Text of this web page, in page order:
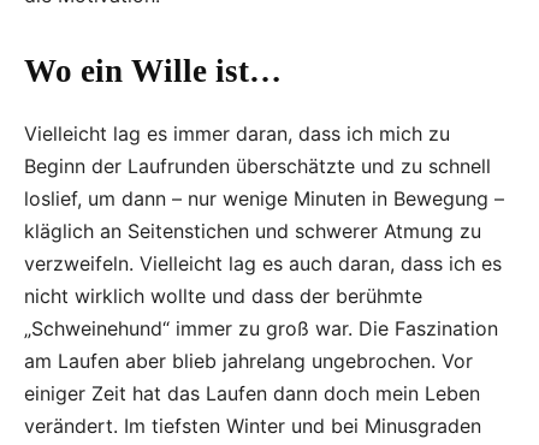
Wo ein Wille ist…
Vielleicht lag es immer daran, dass ich mich zu
Beginn der Laufrunden überschätzte und zu schnell
loslief, um dann – nur wenige Minuten in Bewegung –
kläglich an Seitenstichen und schwerer Atmung zu
verzweifeln. Vielleicht lag es auch daran, dass ich es
nicht wirklich wollte und dass der berühmte
„Schweinehund“ immer zu groß war. Die Faszination
am Laufen aber blieb jahrelang ungebrochen. Vor
einiger Zeit hat das Laufen dann doch mein Leben
verändert. Im tiefsten Winter und bei Minusgraden